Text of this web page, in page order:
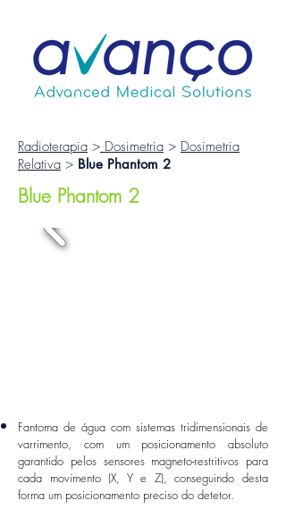
Radioterapia > Dosimetria > Dosimetria
Relativa > Blue Phantom 2
Blue Phantom 2
Fantoma de água com sistemas tridimensionais de
varrimento, com um posicionamento absoluto
garantido pelos sensores magneto-restritivos para
cada movimento (X, Y e Z), conseguindo desta
forma um posicionamento preciso do detetor.